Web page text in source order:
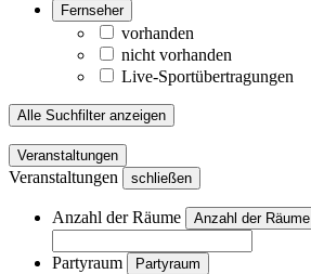
Fernseher
vorhanden
nicht vorhanden
Live-Sportübertragungen
Alle Suchfilter anzeigen
Veranstaltungen
Veranstaltungen schließen
Anzahl der Räume Anzahl der Räume
Partyraum Partyraum